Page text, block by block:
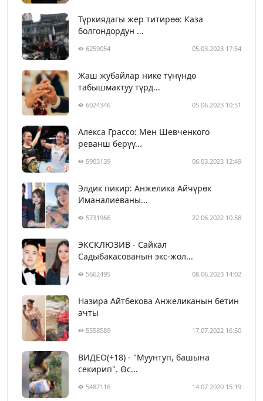
Түркиядагы жер титирөө: Каза
болгондордун ...
6259054 05.03.2023 17:54
Жаш жубайлар нике түнүндө
табышмактуу түрд...
6024346 05.06.2023 10:51
Алекса Грассо: Мен Шевченкого
реванш берүү...
5903139 06.03.2023 12:49
Элдик пикир: Анжелика Айчүрөк
Иманалиеваны...
5731966 22.06.2022 10:58
ЭКСКЛЮЗИВ - Сайкал
Садыбакасованын экс-жол...
5662495 08.06.2023 14:02
Назира Айтбекова Анжеликанын бетин
ачты
5558589 17.07.2022 16:50
ВИДЕО(+18) - "Муунтуп, башына
секирип". Өс...
5487116 14.07.2020 15:19